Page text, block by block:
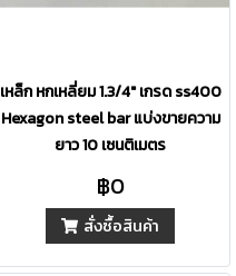
เหล็ก หกเหลี่ยม 1.3/4" เกรด ss400
Hexagon steel bar แบ่งขายความ
ยาว 10 เซนติเมตร
฿0
สั่งซื้อสินค้า